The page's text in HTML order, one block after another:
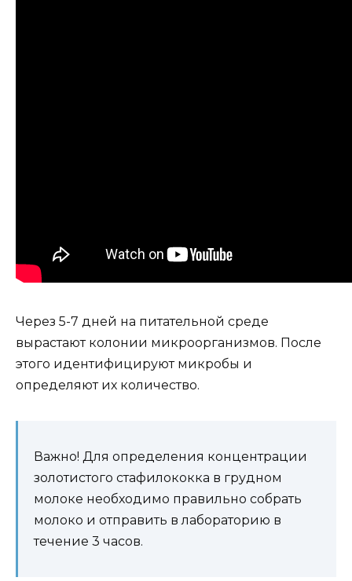
Через 5-7 дней на питательной среде
вырастают колонии микроорганизмов. После
этого идентифицируют микробы и
определяют их количество.
Важно! Для определения концентрации
золотистого стафилококка в грудном
молоке необходимо правильно собрать
молоко и отправить в лабораторию в
течение 3 часов.